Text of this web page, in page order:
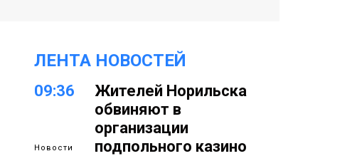
ЛЕНТА НОВОСТЕЙ
09:36
Новости
Жителей Норильска
обвиняют в
организации
подпольного казино